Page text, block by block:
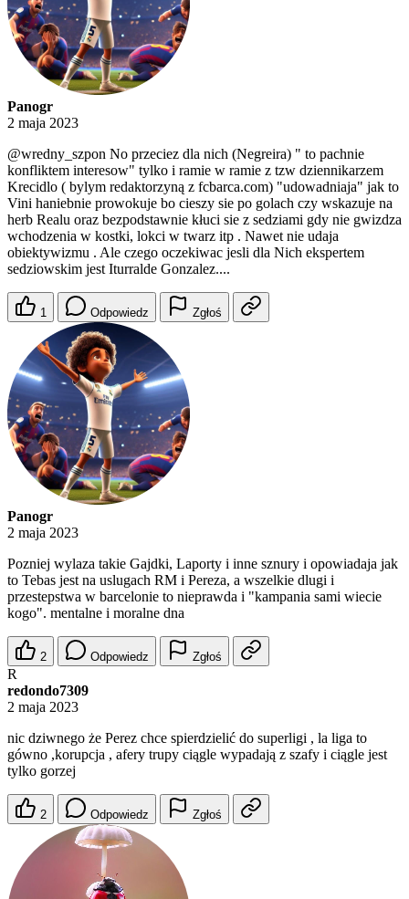
Panogr
2 maja 2023
@wredny_szpon No przeciez dla nich (Negreira) " to pachnie
konfliktem interesow" tylko i ramie w ramie z tzw dziennikarzem
Krecidlo ( bylym redaktorzyną z fcbarca.com) "udowadniaja" jak to
Vini haniebnie prowokuje bo cieszy sie po golach czy wskazuje na
herb Realu oraz bezpodstawnie kłuci sie z sedziami gdy nie gwizdza
wchodzenia w kostki, lokci w twarz itp . Nawet nie udaja
obiektywizmu . Ale czego oczekiwac jesli dla Nich ekspertem
sedziowskim jest Iturralde Gonzalez....
1 Odpowiedz Zgłoś
Panogr
2 maja 2023
Pozniej wylaza takie Gajdki, Laporty i inne sznury i opowiadaja jak
to Tebas jest na uslugach RM i Pereza, a wszelkie dlugi i
przestepstwa w barcelonie to nieprawda i "kampania sami wiecie
kogo". mentalne i moralne dna
2 Odpowiedz Zgłoś
R
redondo7309
2 maja 2023
nic dziwnego że Perez chce spierdzielić do superligi , la liga to
gówno ,korupcja , afery trupy ciągle wypadają z szafy i ciągle jest
tylko gorzej
2 Odpowiedz Zgłoś